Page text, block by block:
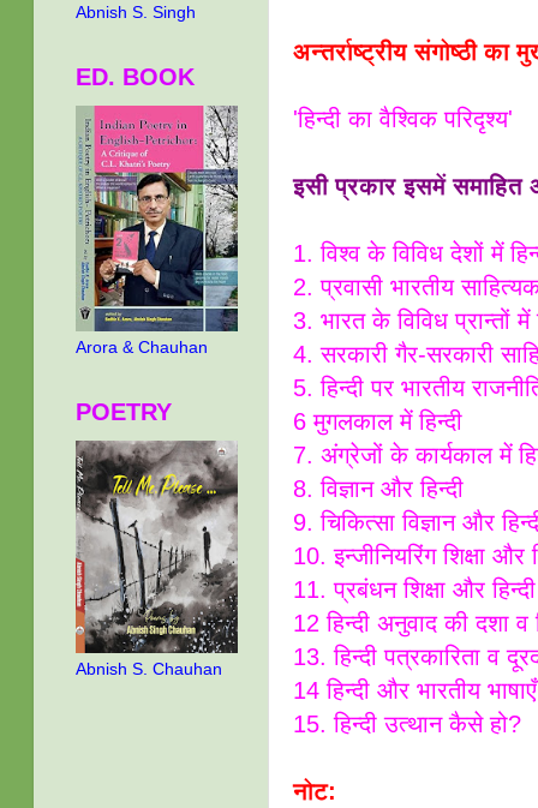
अन्तर्राष्ट्रीय संगोष्ठी का
'हिन्दी का वैश्विक परिदृश्य'
इसी प्रकार इसमें समाहित
1. विश्व के विविध देशों में
2. प्रवासी भारतीय
3. भारत के विविध प्रान्तों
4. सरकारी गैर-सरकारी
5. हिन्दी पर भारतीय
6 मुगलकाल में हिन्दी
7. अंग्रेजों के कार्यकाल में
8. विज्ञान और हिन्दी
9. चिकित्सा विज्ञान और
10. इन्जीनियरिंग शिक्षा और
11. प्रबंधन शिक्षा और हिन्दी
12 हिन्दी अनुवाद की दशा व
13. हिन्दी पत्रकारिता व
14 हिन्दी और भारतीय भाषाएँ
15. हिन्दी उत्थान कैसे हो?
नोट:
Abnish S. Singh
ED. BOOK
Arora & Chauhan
POETRY
Abnish S. Chauhan